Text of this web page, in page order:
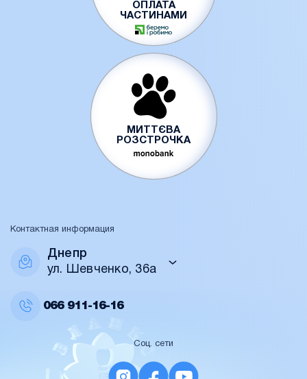
ОПЛАТА
ЧАСТИНАМИ
МИТТЄВА
РОЗСТРОЧКА
Контактная информация
Днепр
ул. Шевченко, 36а
066911-16-16
Соц. сети